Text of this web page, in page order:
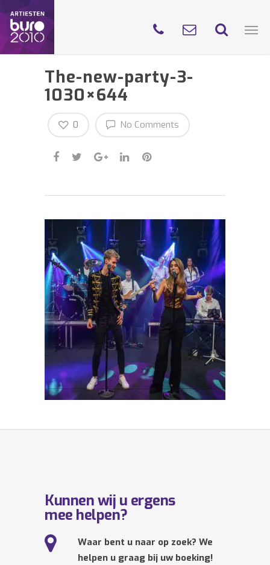
The-new-party-3-
1030×644
No Comments
0
Kunnen wij u ergens
mee helpen?
Waar bent u naar op zoek? We
helpen u graag bij uw boeking!